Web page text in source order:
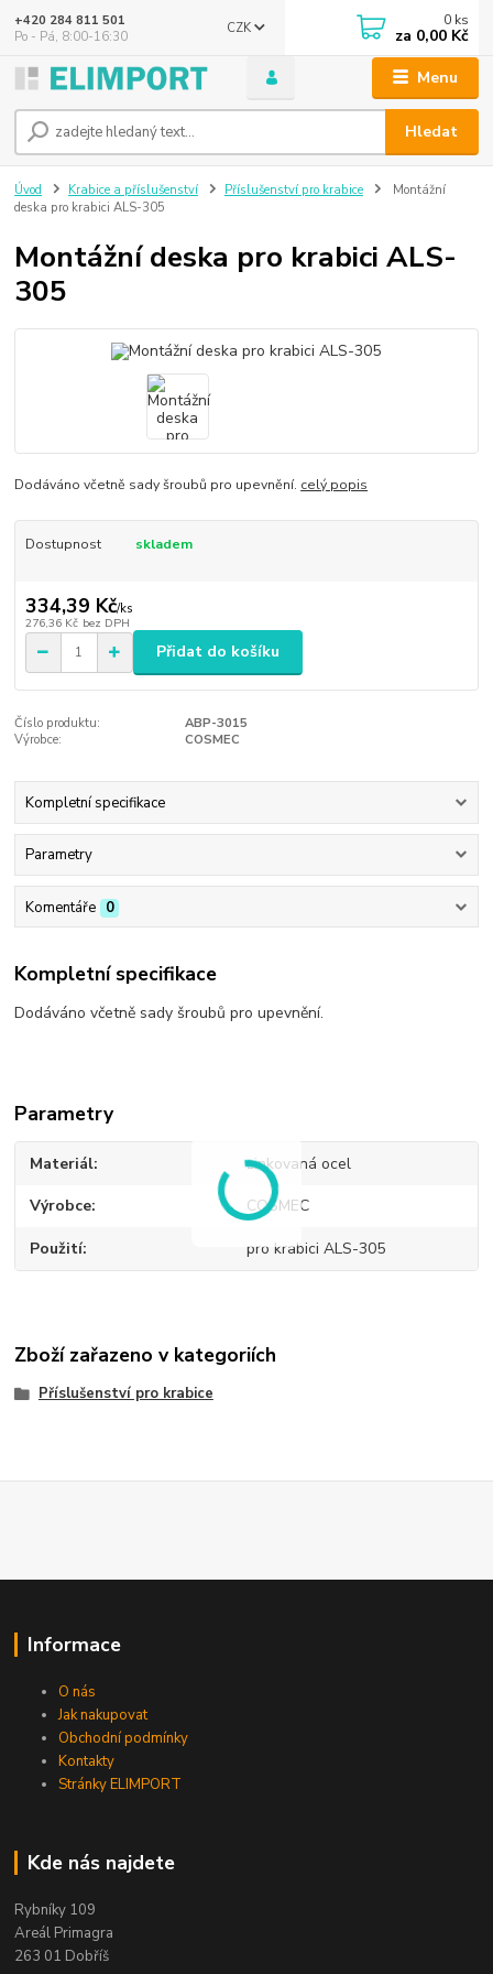
Menu
CZK
Hledat
+420 284 811 501
Po - Pá, 8:00-16:30
0 ks
za 0,00 Kč
Úvod Krabice a příslušenství Příslušenství pro krabice
Montážní
deska pro krabici ALS-305
Montážní deska pro krabici ALS-
305
Dodáváno včetně sady šroubů pro upevnění. celý popis
Dostupnost skladem
334,39 Kč/ks
276,36 Kč bez DPH
Přidat do košíku
Číslo produktu:
ABP-3015
Výrobce:
COSMEC
Kompletní specifikace
Parametry
Komentáře 0
Kompletní specifikace
Dodáváno včetně sady šroubů pro upevnění.
Parametry
Materiál zinkovaná ocel
Výrobce COSMEC
Použití pro krabici ALS-305
Zboží zařazeno v kategoriích
Příslušenství pro krabice
Informace
O nás
Jak nakupovat
Obchodní podmínky
Kontakty
Stránky ELIMPORT
Kde nás najdete
Rybníky 109
Areál Primagra
263 01 Dobříš